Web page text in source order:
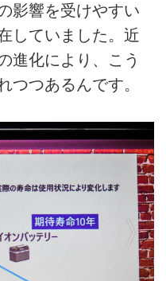
影響を受けやすい
していました。近
進化により、こう
つつあるんです。